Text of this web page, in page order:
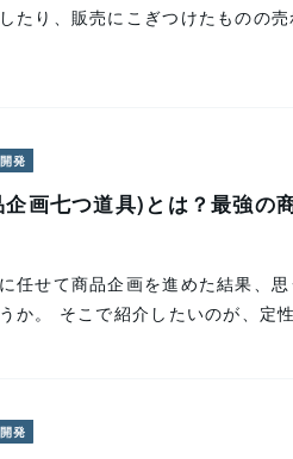
たり、販売にこぎつけたものの
発
画七つ道具)とは？最強の
任せて商品企画を進めた結果、
か。 そこで紹介したいのが、定
発